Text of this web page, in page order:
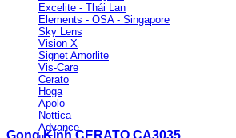
Excelite - Thái Lan
Elements - OSA - Singapore
Sky Lens
Vision X
Signet Amorlite
Vis-Care
Cerato
Hoga
Apolo
Nottica
Advance
Gọng Kính CERATO CA3035